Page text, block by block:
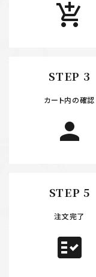
add_shopping_cart
STEP 3
カート内の確認
person
STEP 5
注文完了
fact_check